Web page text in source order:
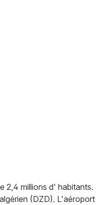
2,4 millions d' habitants.
(DZD). L'aéroport